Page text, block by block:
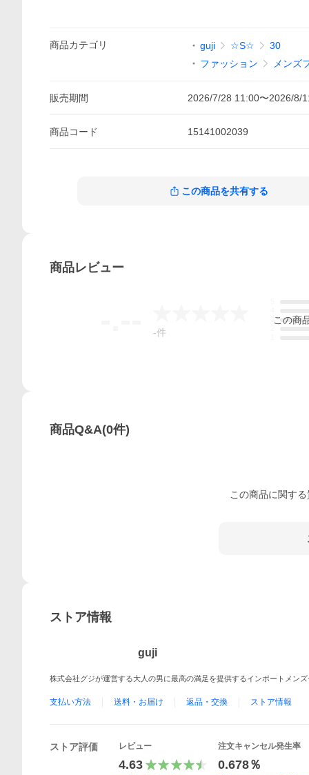
商品カテゴリ guji ☆S☆
30
ファッション
メンズ
販売期間 2026/7/28 11:00〜2026/8/
商品コード 15141002039
この商品を共有する
商品レビュー
-件
この商
商品Q&A(0件)
この商品に関す
ストア情報
guji
株式会社グジが運営する大人の男に最高の満足を提供するインポートメン
支払い方法 送料・お届け 返品・交換 ストア情報
ストア評価 レビュー
4.63
注文キャンセル発生率
0.678％